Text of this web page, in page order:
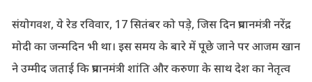
संयोगवश, ये रेड रविवार, 17 सितंबर को पड़े, जिस दिन प्रधानमंत्री नरेंद्र
मोदी का जन्मदिन भी था। इस समय के बारे में पूछे जाने पर आजम खान
ने उम्मीद जताई कि प्रधानमंत्री शांति और करुणा के साथ देश का नेतृत्व